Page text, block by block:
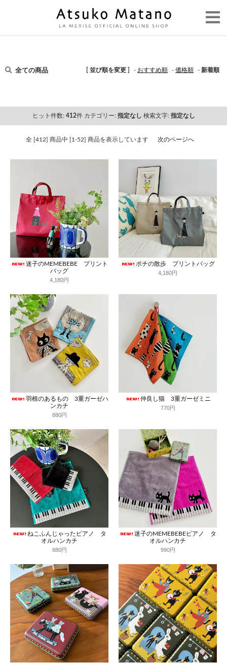
[ 並び順を変更 ] - おすすめ順 - 価格順 - 新着順
全ての商品
ヒット件数: 412件 カテゴリー: 指定なし 検索文字: 指定なし
全 [412] 商品中 [1-52] 商品を表示しています 次のページへ
迷子のMEMEBEBE プリント
バッグ
4,180円
ポチの散歩 プリントバッグ
4,180円
羽根のあるもの 3重ガーゼハ
ンカチ
880円
仲良し猫 3重ガーゼミニ
770円
ねこふんじゃったピアノ タ
オルハンカチ
880円
迷子のMEMEBEBEピアノ タ
オルハンカチ
990円